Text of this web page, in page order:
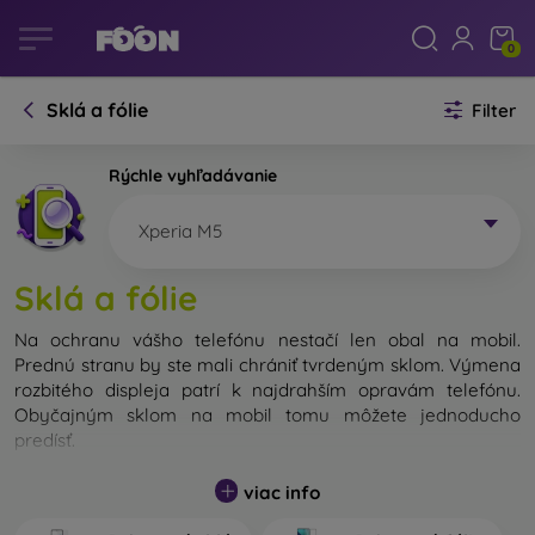
0
Sklá a fólie Filter
Rýchle vyhľadávanie
Xperia M5
Sklá a fólie
Na ochranu vášho telefónu nestačí len obal na mobil.
Prednú stranu by ste mali chrániť tvrdeným sklom. Výmena
rozbitého displeja patrí k najdrahším opravám telefónu.
Obyčajným sklom na mobil tomu môžete jednoducho
predísť.
Nerozbitné sklo na mobil síce neexistuje, no v prípade pádu
ostane váš displej zväčša neporušený. Výber tvrdeného
viac info